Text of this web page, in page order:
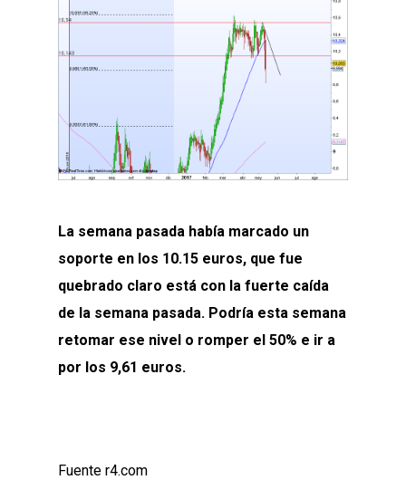
La semana pasada había marcado un
soporte en los 10.15 euros, que fue
quebrado claro está con la fuerte caída
de la semana pasada. Podría esta semana
retomar ese nivel o romper el 50% e ir a
por los 9,61 euros.
Fuente r4.com